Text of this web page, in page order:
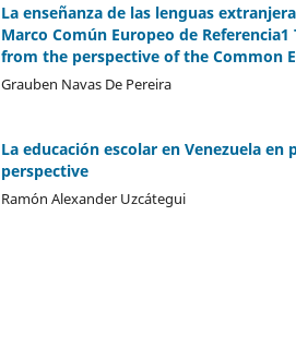
La enseñanza de las lenguas
Marco Común Europeo de
from the perspective of the Common
Grauben Navas De Pereira
La educación escolar en Venezuela
perspective
Ramón Alexander Uzcátegui